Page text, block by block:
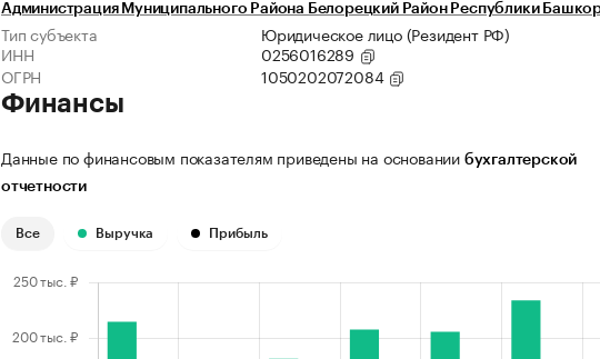
Администрация Муниципального Района Белорецкий Район Республики
Тип субъекта
Юридическое лицо (Резидент РФ)
ИНН
0256016289
ОГРН
1050202072084
Финансы
Данные по финансовым показателям приведены на основании бухгалтерской
отчетности
Все Выручка Прибыль